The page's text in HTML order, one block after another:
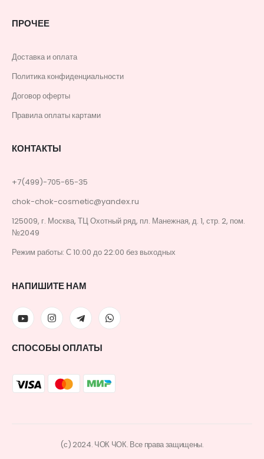
ПРОЧЕЕ
Доставка и оплата
Политика конфиденциальности
Договор оферты
Правила оплаты картами
КОНТАКТЫ
+7(499)-705-65-35
chok-chok-cosmetic@yandex.ru
125009, г. Москва, ТЦ Охотный ряд, пл. Манежная, д. 1, стр. 2, пом.
№2049
Режим работы: С 10:00 до 22:00 без выходных
НАПИШИТЕ НАМ
СПОСОБЫ ОПЛАТЫ
(с) 2024. ЧОК ЧОК. Все права защищены.